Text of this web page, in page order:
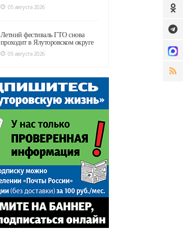
05 августа 2026
Летний фестиваль ГТО снова
проходит в Ялуторовском округе
05 августа 2026